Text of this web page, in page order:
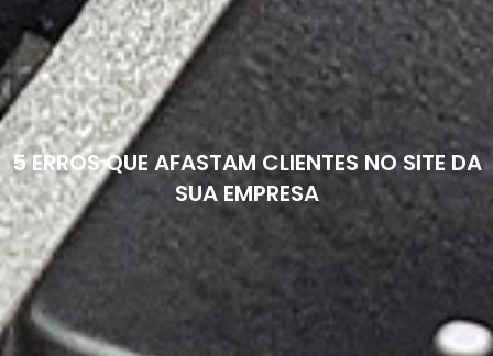
5 ERROS QUE AFASTAM CLIENTES NO SITE DA
SUA EMPRESA